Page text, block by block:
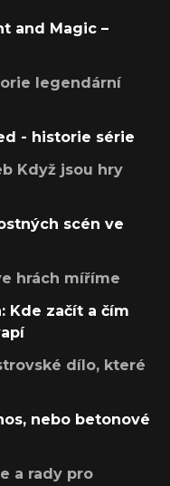
and Magic –
legendární
- historie série
Když jsou hry
scén ve
hrách míříme
Kde začít a čím
dílo, které
nebo betonové
a rady pro